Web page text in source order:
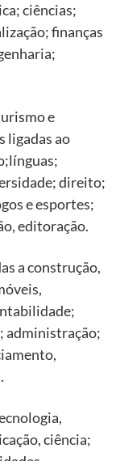
ciências;
finanças
e
ligadas ao
direito;
e esportes;
editoração.
a construção,
administração;
ciência;